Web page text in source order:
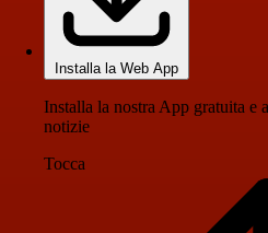
Installa la Web App
Installa la nostra App gratuita e
notizie
Tocca